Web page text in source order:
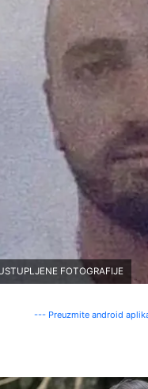
FOTOGRAFIJE
--- Preuzmite android